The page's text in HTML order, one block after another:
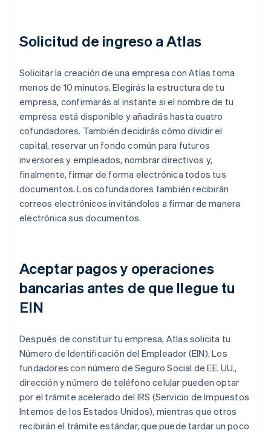
Solicitud de ingreso a Atlas
Solicitar la creación de una empresa con Atlas toma
menos de 10 minutos. Elegirás la estructura de tu
empresa, confirmarás al instante si el nombre de tu
empresa está disponible y añadirás hasta cuatro
cofundadores. También decidirás cómo dividir el
capital, reservar un fondo común para futuros
inversores y empleados, nombrar directivos y,
finalmente, firmar de forma electrónica todos tus
documentos. Los cofundadores también recibirán
correos electrónicos invitándolos a firmar de manera
electrónica sus documentos.
Aceptar pagos y operaciones
bancarias antes de que llegue tu
EIN
Después de constituir tu empresa, Atlas solicita tu
Número de Identificación del Empleador (EIN). Los
fundadores con número de Seguro Social de EE. UU.,
dirección y número de teléfono celular pueden optar
por el trámite acelerado del IRS (Servicio de Impuestos
Internos de los Estados Unidos), mientras que otros
recibirán el trámite estándar, que puede tardar un poco